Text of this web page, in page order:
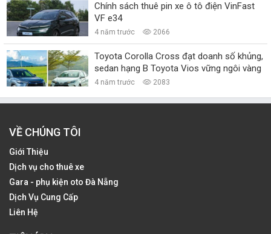
Chính sách thuê pin xe ô tô điện VinFast
VF e34
4 năm trước 2066
Toyota Corolla Cross đạt doanh số khủng,
sedan hạng B Toyota Vios vững ngôi vàng
4 năm trước 2083
VỀ CHÚNG TÔI
Giới Thiệu
Dịch vụ cho thuê xe
Gara - phụ kiện oto Đà Nẵng
Dịch Vụ Cung Cấp
Liên Hệ